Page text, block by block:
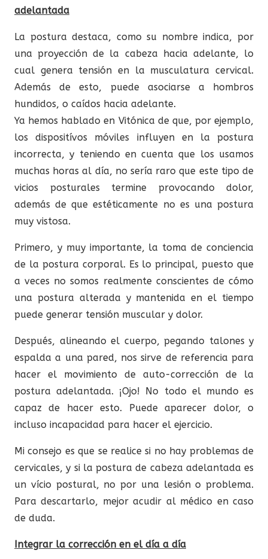
adelantada
La postura destaca, como su nombre indica, por
una proyección de la cabeza hacia adelante, lo
cual genera tensión en la musculatura cervical.
Además de esto, puede asociarse a hombros
hundidos, o caídos hacia adelante.
Ya hemos hablado en Vitónica de que, por ejemplo,
los dispositívos móviles influyen en la postura
incorrecta, y teniendo en cuenta que los usamos
muchas horas al día, no sería raro que este tipo de
vicios posturales termine provocando dolor,
además de que estéticamente no es una postura
muy vistosa.
Primero, y muy importante, la toma de conciencia
de la postura corporal. Es lo principal, puesto que
a veces no somos realmente conscientes de cómo
una postura alterada y mantenida en el tiempo
puede generar tensión muscular y dolor.
Después, alineando el cuerpo, pegando talones y
espalda a una pared, nos sirve de referencia para
hacer el movimiento de auto-corrección de la
postura adelantada. ¡Ojo! No todo el mundo es
capaz de hacer esto. Puede aparecer dolor, o
incluso incapacidad para hacer el ejercicio.
Mi consejo es que se realice si no hay problemas de
cervicales, y si la postura de cabeza adelantada es
un vício postural, no por una lesión o problema.
Para descartarlo, mejor acudir al médico en caso
de duda.
Integrar la corrección en el día a día